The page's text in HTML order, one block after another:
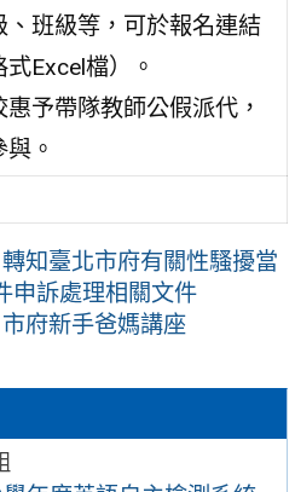
、班級等，可於報名連結
Excel檔）。
予帶隊教師公假派代，
。
轉知臺北市府有關性騷擾當
申訴處理相關文件
市府新手爸媽講座